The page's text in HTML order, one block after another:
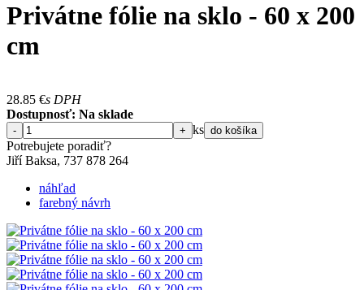
Privátne fólie na sklo - 60 x 200
cm
28.85 €s DPH
Dostupnosť: Na sklade
- + ks do košíka
Potrebujete poradiť?
Jiří Baksa, 737 878 ​​264
náhľad
farebný návrh